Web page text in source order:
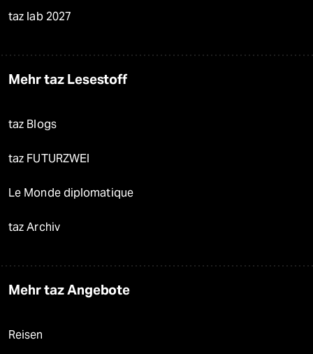
taz lab 2027
Mehr taz Lesestoff
taz Blogs
taz FUTURZWEI
Le Monde diplomatique
taz Archiv
Mehr taz Angebote
Reisen